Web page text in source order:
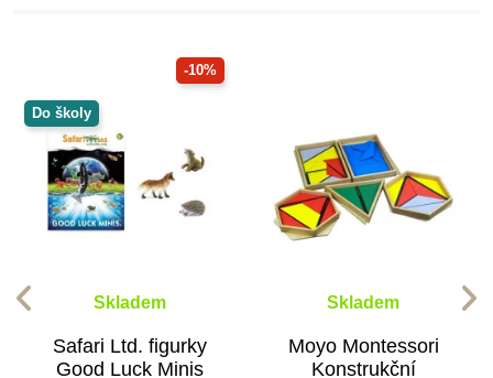
-10%
Do školy
Skladem
Safari Ltd. figurky
Good Luck Minis
Skladem
Moyo Montessori
Konstrukční